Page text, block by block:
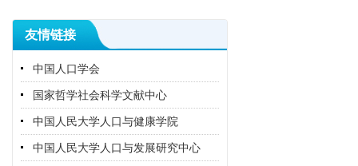
友情链接
中国人口学会
国家哲学社会科学文献中心
中国人民大学人口与健康学院
中国人民大学人口与发展研究中心